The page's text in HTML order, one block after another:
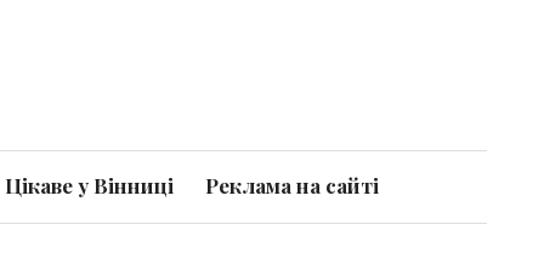
Цікаве у Вінниці Реклама на сайті